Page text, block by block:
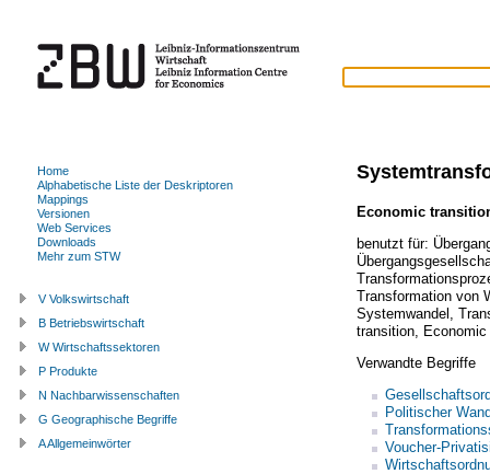
Economic
benutzt für:
Transformation von
Systemwandel
transition,
Verwandte Begriffe
Politischer
Voucher-
Home
Alphabetische Liste der Deskriptoren
Mappings
Versionen
Web Services
Downloads
Mehr zum STW
V Volkswirtschaft
B Betriebswirtschaft
W Wirtschaftssektoren
P Produkte
N Nachbarwissenschaften
G Geographische Begriffe
A Allgemeinwörter